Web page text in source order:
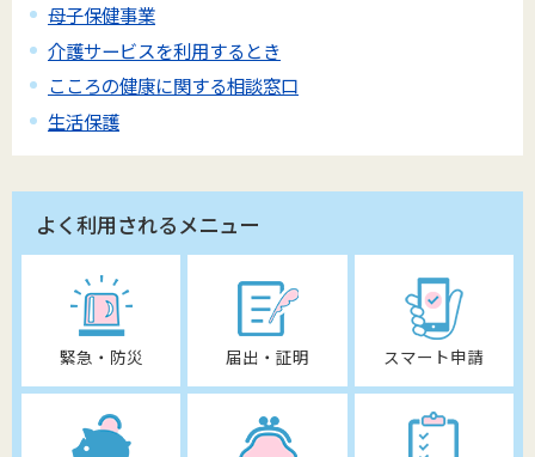
母子保健事業
介護サービスを利用するとき
こころの健康に関する相談窓口
生活保護
よく利用されるメニュー
緊急・防災 届出・証明 スマート申請